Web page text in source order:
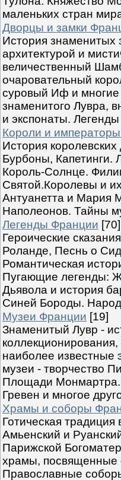
маленьких стран
Дворцы и замки
История знаменитых
архитектурой и
величественный
очаровательный
суровый Иф и многие
знаменитого Лувра,
и экспонаты.
Короли и
История
Бурбоны, Капетинги.
Король-Солнце.
Святой.Королевы и
Антуанетта и Мария
Наполеонов. Тайны
Легенды Франции [70]
Героические
Роланде, Песнь о
Романтическая
Пугающие легенды:
Дьявола и история
Синей Бороды.
Музеи Франции [19]
Знаменитый Лувр -
коллекционирования,
наиболее известные
музеи - творчество
Площади
Гревен и многое
Храмы и соборы
Готическая
Амьенский и
Парижской
храмы, посвященные
Православные